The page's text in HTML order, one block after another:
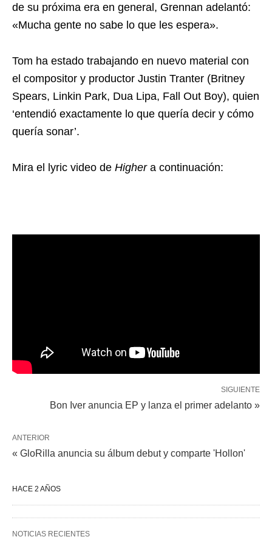
de su próxima era en general, Grennan adelantó:
«Mucha gente no sabe lo que les espera».
Tom ha estado trabajando en nuevo material con
el compositor y productor Justin Tranter (Britney
Spears, Linkin Park, Dua Lipa, Fall Out Boy), quien
‘entendió exactamente lo que quería decir y cómo
quería sonar’.
Mira el lyric video de Highera continuación:
SIGUIENTE
Bon Iver anuncia EP y lanza el primer adelanto »
ANTERIOR
« GloRilla anuncia su álbum debut y comparte 'Hollon'
HACE 2 AÑOS
NOTICIAS RECIENTES